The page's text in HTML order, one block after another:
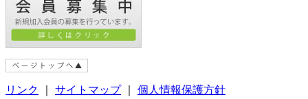
リンク サイトマップ｜ 個人情報保護方針